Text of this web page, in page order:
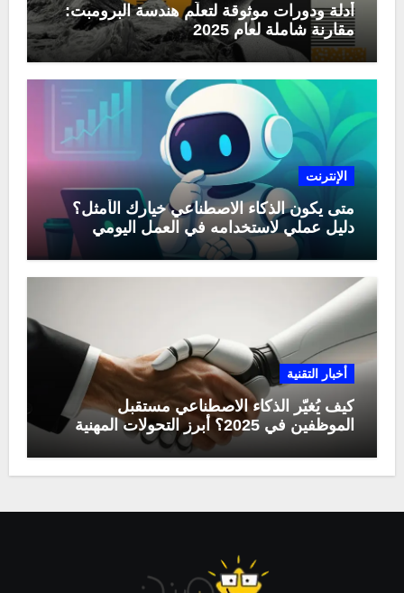
أدلة ودورات موثوقة لتعلّم هندسة البرومبت:
مقارنة شاملة لعام 2025
الإنترنت
متى يكون الذكاء الاصطناعي خيارك الأمثل؟
دليل عملي لاستخدامه في العمل اليومي
أخبار التقنية
كيف يُغيّر الذكاء الاصطناعي مستقبل
الموظفين في 2025؟ أبرز التحولات المهنية